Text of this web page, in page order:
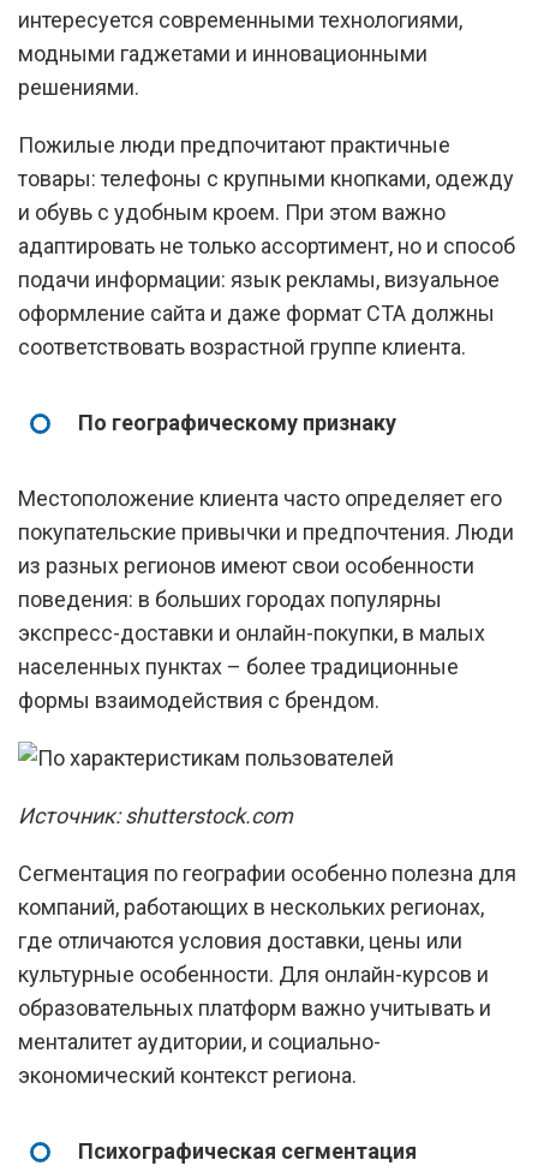
интересуется современными технологиями,
модными гаджетами и инновационными
решениями.
Пожилые люди предпочитают практичные
товары: телефоны с крупными кнопками, одежду
и обувь с удобным кроем. При этом важно
адаптировать не только ассортимент, но и способ
подачи информации: язык рекламы, визуальное
оформление сайта и даже формат CTA должны
соответствовать возрастной группе клиента.
По географическому признаку
Местоположение клиента часто определяет его
покупательские привычки и предпочтения. Люди
из разных регионов имеют свои особенности
поведения: в больших городах популярны
экспресс-доставки и онлайн-покупки, в малых
населенных пунктах – более традиционные
формы взаимодействия с брендом.
Источник: shutterstock.com
Сегментация по географии особенно полезна для
компаний, работающих в нескольких регионах,
где отличаются условия доставки, цены или
культурные особенности. Для онлайн-курсов и
образовательных платформ важно учитывать и
менталитет аудитории, и социально-
экономический контекст региона.
Психографическая сегментация